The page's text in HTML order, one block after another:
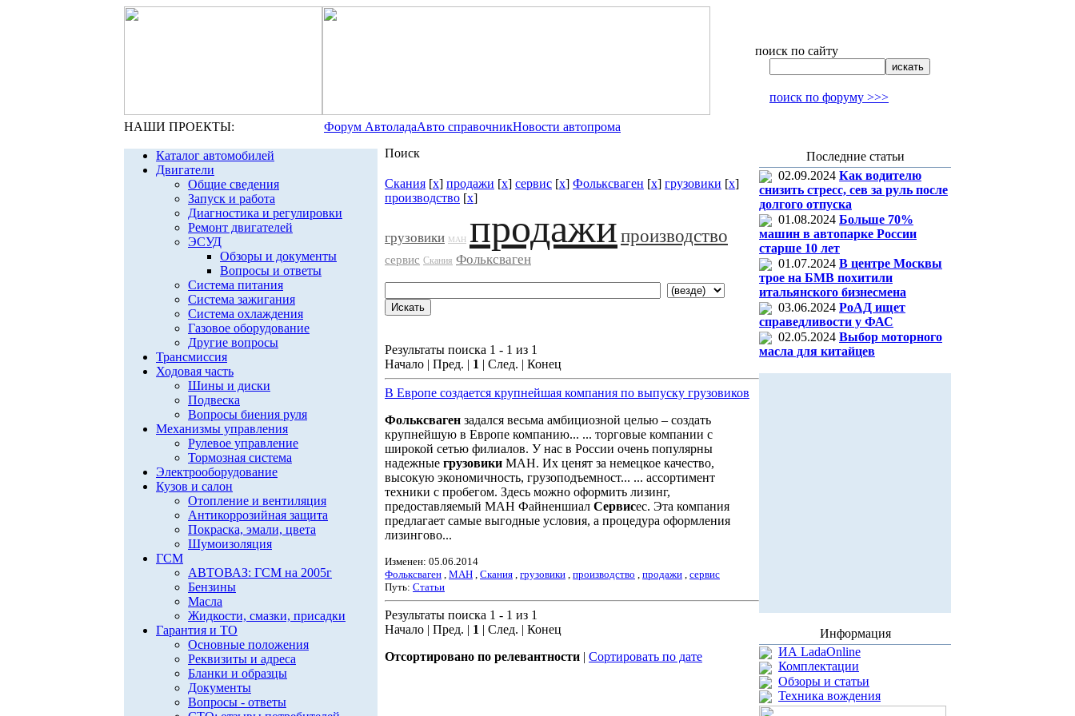
поиск по сайту
поиск по форуму >>>
НАШИ ПРОЕКТЫ: Форум АвтоладаАвто справочникНовости автопрома
Каталог автомобилей
Двигатели
Общие сведения
Запуск и работа
Диагностика и регулировки
Ремонт двигателей
ЭСУД
Обзоры и документы
Вопросы и ответы
Система питания
Система зажигания
Система охлаждения
Газовое оборудование
Другие вопросы
Трансмиссия
Ходовая часть
Шины и диски
Подвеска
Вопросы биения руля
Механизмы управления
Рулевое управление
Тормозная система
Электрооборудование
Кузов и салон
Отопление и вентиляция
Антикоррозийная защита
Покраска, эмали, цвета
Шумоизоляция
ГСМ
АВТОВАЗ: ГСМ на 2005г
Бензины
Масла
Жидкости, смазки, присадки
Гарантия и ТО
Основные положения
Реквизиты и адреса
Бланки и образцы
Документы
Вопросы - ответы
Поиск
Скания [x] продажи [x] сервис [x] Фольксваген [x] грузовики [x]
производство [x]
грузовики МАН продажи производство
сервис Скания Фольксваген
Результаты поиска 1 - 1 из 1
Начало | Пред. | 1 | След. | Конец
В Европе создается крупнейшая компания по выпуску грузовиков
Фольксваген задался весьма амбициозной целью – создать
крупнейшую в Европе компанию... ... торговые компании с
широкой сетью филиалов. У нас в России очень популярны
надежные грузовики МАН. Их ценят за немецкое качество,
высокую экономичность, грузоподъемност... ... ассортимент
техники с пробегом. Здесь можно оформить лизинг,
предоставляемый МАН Файненшиал Сервисес. Эта компания
предлагает самые выгодные условия, а процедура оформления
лизингово...
Изменен: 05.06.2014
Фольксваген , МАН , Скания , грузовики , производство , продажи , сервис
Путь: Статьи
Результаты поиска 1 - 1 из 1
Начало | Пред. | 1 | След. | Конец
Отсортировано по релевантности | Сортировать по дате
Последние статьи
02.09.2024 Как водителю
снизить стресс, сев за руль после
долгого отпуска
01.08.2024 Больше 70%
машин в автопарке России
старше 10 лет
01.07.2024 В центре Москвы
трое на БМВ похитили
итальянского бизнесмена
03.06.2024 РоАД ищет
справедливости у ФАС
02.05.2024 Выбор моторного
масла для китайцев
Информация
ИА LadaOnline
Комплектации
Обзоры и статьи
Техника вождения